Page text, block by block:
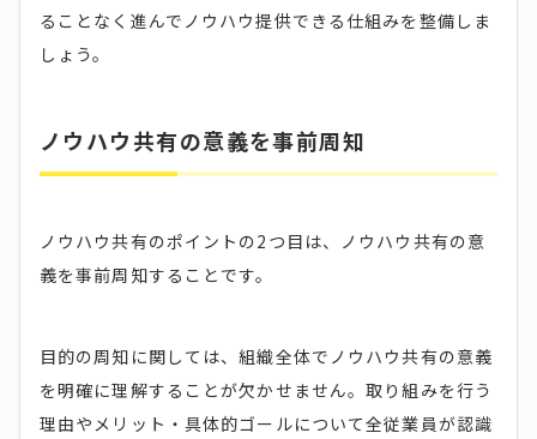
ることなく進んでノウハウ提供できる仕組みを整備しま
しょう。
ノウハウ共有の意義を事前周知
ノウハウ共有のポイントの2つ目は、ノウハウ共有の意
義を事前周知することです。
目的の周知に関しては、組織全体でノウハウ共有の意義
を明確に理解することが欠かせません。取り組みを行う
理由やメリット・具体的ゴールについて全従業員が認識